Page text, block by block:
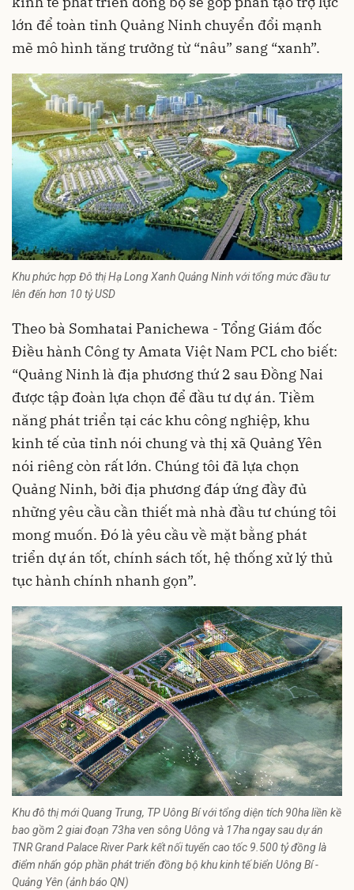
lớn để toàn tỉnh Quảng Ninh chuyển đổi mạnh
mẽ mô hình tăng trưởng từ “nâu” sang “xanh”.
Khu phức hợp Đô thị Hạ Long Xanh Quảng Ninh với tổng mức đầu tư
lên đến hơn 10 tỷ USD
Theo bà Somhatai Panichewa - Tổng Giám đốc
Điều hành Công ty Amata Việt Nam PCL cho biết:
“Quảng Ninh là địa phương thứ 2 sau Đồng Nai
được tập đoàn lựa chọn để đầu tư dự án. Tiềm
năng phát triển tại các khu công nghiệp, khu
kinh tế của tỉnh nói chung và thị xã Quảng Yên
nói riêng còn rất lớn. Chúng tôi đã lựa chọn
Quảng Ninh, bởi địa phương đáp ứng đầy đủ
những yêu cầu cần thiết mà nhà đầu tư chúng tôi
mong muốn. Đó là yêu cầu về mặt bằng phát
triển dự án tốt, chính sách tốt, hệ thống xử lýthủ
tục hành chính nhanh gọn”.
Khu đô thị mới Quang Trung, TP Uông Bí với tổng diện tích 90ha liền kề
bao gồm 2 giai đoạn 73ha ven sông Uông và 17ha ngay sau dự án
TNR Grand Palace River Park kết nối tuyến cao tốc 9.500 tỷ đồng là
điểm nhấn góp phần phát triển đồng bộ khu kinh tế biển Uông Bí -
Quảng Yên (ảnh báo QN)